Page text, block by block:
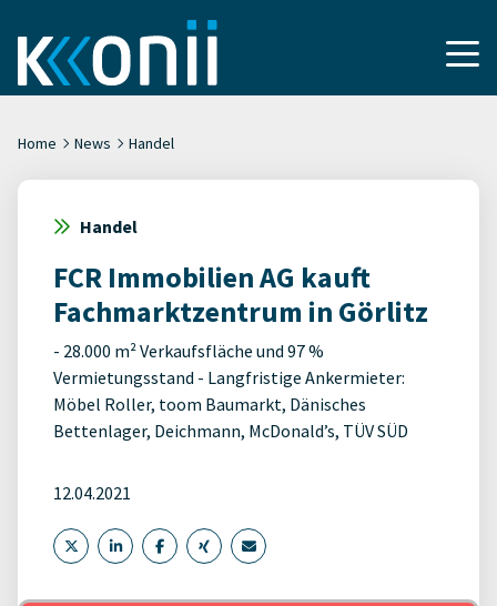
Home News Handel
Handel
FCR Immobilien AG kauft
Fachmarktzentrum in Görlitz
- 28.000 m² Verkaufsfläche und 97 %
Vermietungsstand - Langfristige Ankermieter:
Möbel Roller, toom Baumarkt, Dänisches
Bettenlager, Deichmann, McDonald’s, TÜV SÜD
12.04.2021